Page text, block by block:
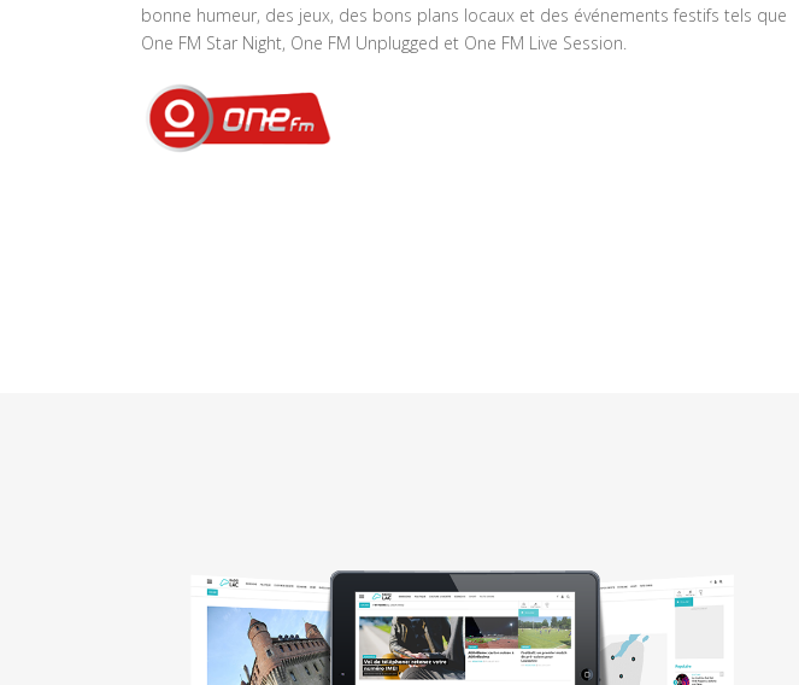
bonne humeur, des jeux, des bons plans locaux et des événements festifs tels que
One FM Star Night, One FM Unplugged et One FM Live Session.